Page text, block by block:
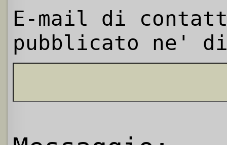
E-mail di
pubblicato ne'